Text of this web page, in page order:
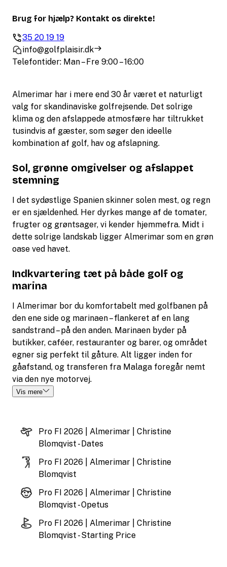
Almerimar har i mere end 30 år været et naturligt
valg for skandinaviske golfrejsende. Det solrige
klima og den afslappede atmosfære har tiltrukket
tusindvis af gæster, som søger den ideelle
kombination af golf, hav og afslapning.
Sol, grønne omgivelser og afslappet
stemning
I det sydøstlige Spanien skinner solen mest, og regn
er en sjældenhed. Her dyrkes mange af de tomater,
frugter og grøntsager, vi kender hjemmefra. Midt i
dette solrige landskab ligger Almerimar som en grøn
oase ved havet.
Indkvartering tæt på både golf og
marina
I Almerimar bor du komfortabelt med golfbanen på
den ene side og marinaen – flankeret af en lang
sandstrand – på den anden. Marinaen byder på
butikker, caféer, restauranter og barer, og området
egner sig perfekt til gåture. Alt ligger inden for
gåafstand, og transferen fra Malaga foregår nemt
via den nye motorvej.
Vis mere
Pro FI 2026 | Almerimar | Christine
Blomqvist - Dates
Pro FI 2026 | Almerimar | Christine
Blomqvist
Pro FI 2026 | Almerimar | Christine
Blomqvist - Opetus
Pro FI 2026 | Almerimar | Christine
Blomqvist - Starting Price
Brug for hjælp? Kontakt os direkte!
35 20 19 19
info@golfplaisir.dk
Telefontider: Man – Fre 9:00 – 16:00